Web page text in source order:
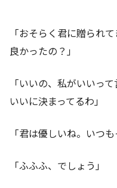
「おそらく君に贈られ
良かったの？」
「いいの、私がいいっ
いいに決まってるわ」
「君は優しいね。いつも
「ふふふ、でしょう」